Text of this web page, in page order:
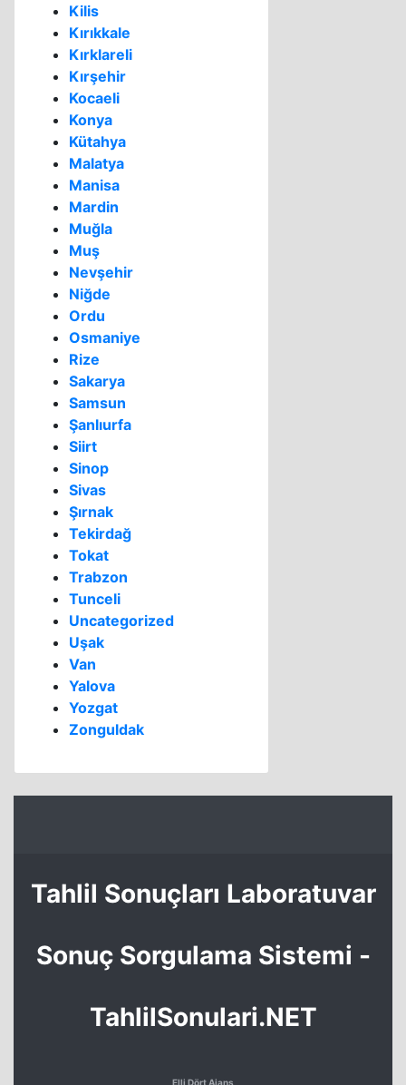
Kilis
Kırıkkale
Kırklareli
Kırşehir
Kocaeli
Konya
Kütahya
Malatya
Manisa
Mardin
Muğla
Muş
Nevşehir
Niğde
Ordu
Osmaniye
Rize
Sakarya
Samsun
Şanlıurfa
Siirt
Sinop
Sivas
Şırnak
Tekirdağ
Tokat
Trabzon
Tunceli
Uncategorized
Uşak
Van
Yalova
Yozgat
Zonguldak
Tahlil Sonuçları Laboratuvar
Sonuç Sorgulama Sistemi -
TahlilSonulari.NET
Elli Dört Ajans